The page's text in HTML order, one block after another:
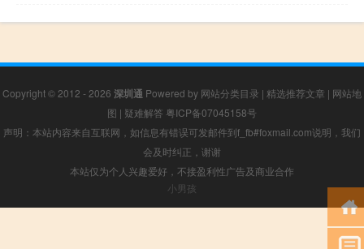
Copyright © 2012 - 2026 深圳通 Powered by 网站分类目录 | 精选推荐文章 | 网站地
图 | 疑难解答 粤ICP备07045158号
声明：本站内容来自互联网，如信息有错误可发邮件到f_fb#foxmail.com说明，我们
会及时纠正，谢谢
本站仅为个人兴趣爱好，不接盈利性广告及商业合作
小男孩